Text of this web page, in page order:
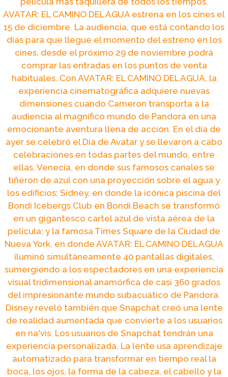
AVATAR: EL CAMINO DEL AGUA estrena en los cines el
15 de diciembre. La audiencia, que está contando los
días para que llegue el momento del estreno en los
cines, desde el próximo 29 de noviembre podrá
comprar las entradas en los puntos de venta
habituales. Con AVATAR: EL CAMINO DEL AGUA, la
experiencia cinematográfica adquiere nuevas
dimensiones cuando Cameron transporta a la
audiencia al magnífico mundo de Pandora en una
emocionante aventura llena de acción. En el día de
ayer se celebró el Día de Avatar y se llevaron a cabo
celebraciones en todas partes del mundo, entre
ellas, Venecia, en donde sus famosos canales se
tiñeron de azul con una proyección sobre el agua y
los edificios; Sídney, en donde la icónica piscina del
Bondi Icebergs Club en Bondi Beach se transformó
en un gigantesco cartel azul de vista aérea de la
película; y la famosa Times Square de la Ciudad de
Nueva York, en donde AVATAR: EL CAMINO DEL AGUA
iluminó simultáneamente 40 pantallas digitales,
sumergiendo a los espectadores en una experiencia
visual tridimensional anamórfica de casi 360 grados
del impresionante mundo subacuático de Pandora.
Disney reveló también que Snapchat creó una lente
de realidad aumentada que convierte a los usuarios
en na'vis. Los usuarios de Snapchat tendrán una
experiencia personalizada. La lente usa aprendizaje
automatizado para transformar en tiempo real la
boca, los ojos, la forma de la cabeza, el cabello y la